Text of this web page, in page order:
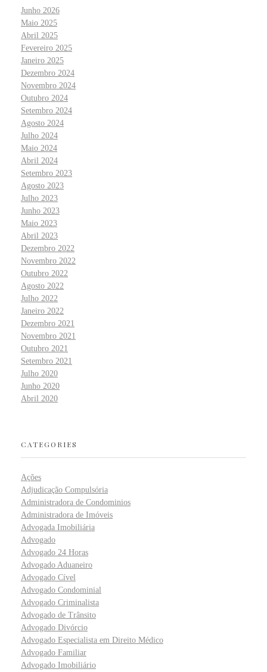
Junho 2026
Maio 2025
Abril 2025
Fevereiro 2025
Janeiro 2025
Dezembro 2024
Novembro 2024
Outubro 2024
Setembro 2024
Agosto 2024
Julho 2024
Maio 2024
Abril 2024
Setembro 2023
Agosto 2023
Julho 2023
Junho 2023
Maio 2023
Abril 2023
Dezembro 2022
Novembro 2022
Outubro 2022
Agosto 2022
Julho 2022
Janeiro 2022
Dezembro 2021
Novembro 2021
Outubro 2021
Setembro 2021
Julho 2020
Junho 2020
Abril 2020
CATEGORIES
Ações
Adjudicação Compulsória
Administradora de Condominios
Administradora de Imóveis
Advogada Imobiliária
Advogado
Advogado 24 Horas
Advogado Aduaneiro
Advogado Cível
Advogado Condominial
Advogado Criminalista
Advogado de Trânsito
Advogado Divórcio
Advogado Especialista em Direito Médico
Advogado Familiar
Advogado Imobiliário